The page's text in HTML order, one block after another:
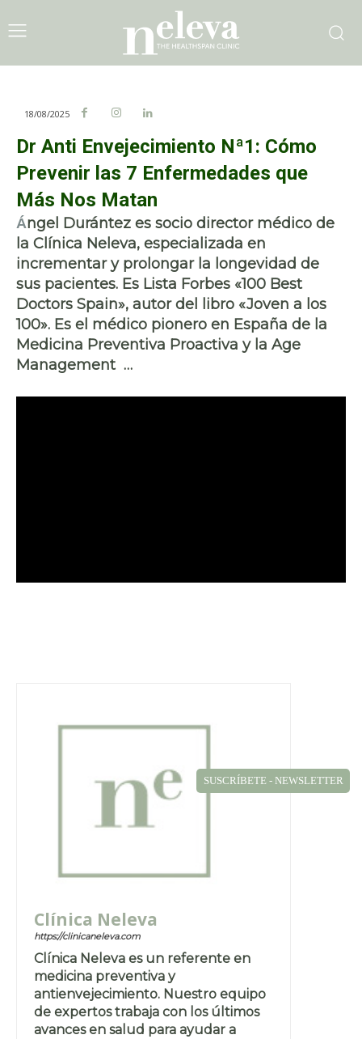
18/08/2025
Dr Anti Envejecimiento Nª1: Cómo
Prevenir las 7 Enfermedades que
Más Nos Matan
Ángel Durántez es socio director médico de
la Clínica Neleva, especializada en
incrementar y prolongar la longevidad de
sus pacientes. Es Lista Forbes «100 Best
Doctors Spain», autor del libro «Joven a los
100». Es el médico pionero en España de la
Medicina Preventiva Proactiva y la Age
Management …
Clínica Neleva
https://clinicaneleva.com
Clínica Neleva es un referente en
medicina preventiva y
antienvejecimiento. Nuestro equipo
de expertos trabaja con los últimos
avances en salud para ayudar a
SUSCRÍBETE - NEWSLETTER